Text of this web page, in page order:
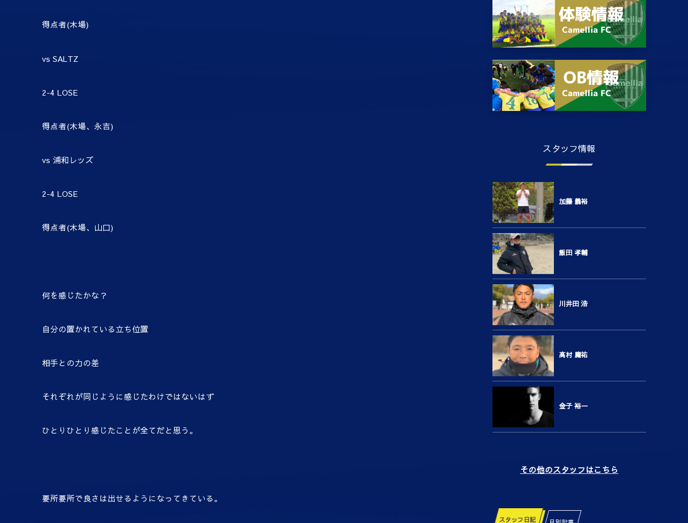
得点者(木場)
vs SALTZ
2-4 LOSE
得点者(木場、永吉)
vs 浦和レッズ
2-4 LOSE
得点者(木場、山口)
何を感じたかな？
自分の置かれている立ち位置
相手との力の差
それぞれが同じように感じたわけではないはず
ひとりひとり感じたことが全てだと思う。
要所要所で良さは出せるようになってきている。
スタッフ情報
加藤 義裕
飯田 孝輔
川井田 浩
高村 庸祐
金子 裕一
その他のスタッフはこちら
スタッフ日記